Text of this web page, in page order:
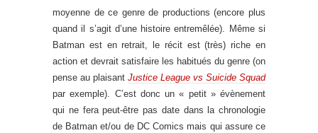
moyenne de ce genre de productions (encore plus
quand il s’agit d’une histoire entremêlée). Même si
Batman est en retrait, le récit est (très) riche en
action et devrait satisfaire les habitués du genre (on
pense au plaisant Justice League vs Suicide Squad
par exemple). C’est donc un « petit » évènement
qui ne fera peut-être pas date dans la chronologie
de Batman et/ou de DC Comics mais qui assure ce